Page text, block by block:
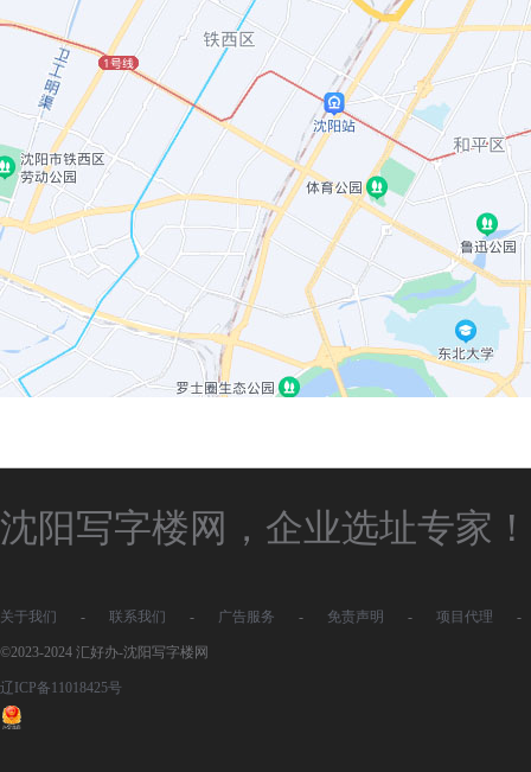
沈阳写字楼网，企业选址专家！
关于我们 - 联系我们 - 广告服务 - 免责声明 - 项目代理 -
©2023-2024 汇好办-沈阳写字楼网
辽ICP备11018425号